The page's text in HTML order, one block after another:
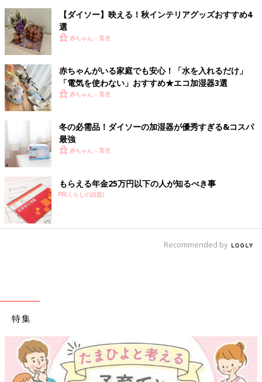
【ダイソー】映える！秋インテリアグッズおすすめ4
選
赤ちゃん・育児
赤ちゃんがいる家庭でも安心！「水を入れるだけ」
「電気を使わない」おすすめ★エコ加湿器3選
赤ちゃん・育児
冬の必需品！ダイソーの加湿器が優秀すぎる&コスパ
最強
赤ちゃん・育児
もらえる年金25万円以下の人が知るべき事
PR(くらしの話題)
Recommended by
特集